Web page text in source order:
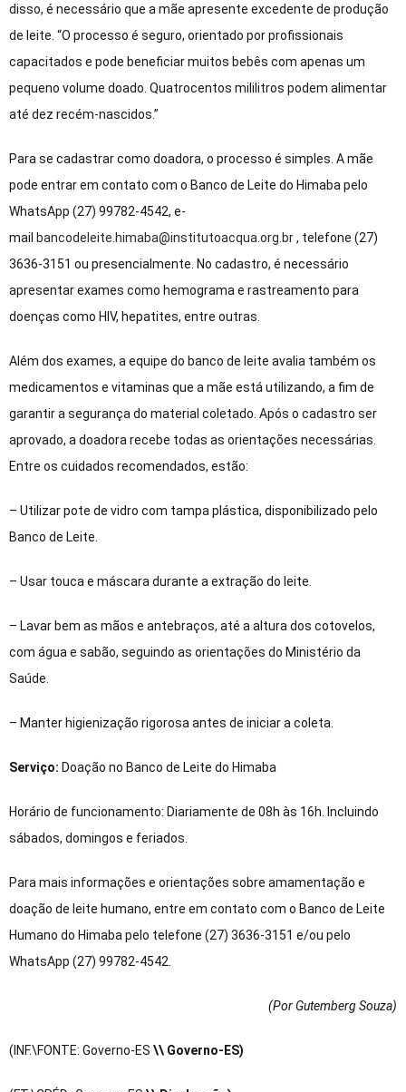
disso, é necessário que a mãe apresente excedente de produção
de leite. “O processo é seguro, orientado por profissionais
capacitados e pode beneficiar muitos bebês com apenas um
pequeno volume doado. Quatrocentos mililitros podem alimentar
até dez recém-nascidos.”
Para se cadastrar como doadora, o processo é simples. A mãe
pode entrar em contato com o Banco de Leite do Himaba pelo
WhatsApp (27) 99782-4542, e-
mail bancodeleite.himaba@institutoacqua.org.br, telefone (27)
3636-3151 ou presencialmente. No cadastro, é necessário
apresentar exames como hemograma e rastreamento para
doenças como HIV, hepatites, entre outras.
Além dos exames, a equipe do banco de leite avalia também os
medicamentos e vitaminas que a mãe está utilizando, a fim de
garantir a segurança do material coletado. Após o cadastro ser
aprovado, a doadora recebe todas as orientações necessárias.
Entre os cuidados recomendados, estão:
– Utilizar pote de vidro com tampa plástica, disponibilizado pelo
Banco de Leite.
– Usar touca e máscara durante a extração do leite.
– Lavar bem as mãos e antebraços, até a altura dos cotovelos,
com água e sabão, seguindo as orientações do Ministério da
Saúde.
– Manter higienização rigorosa antes de iniciar a coleta.
Serviço: Doação no Banco de Leite do Himaba
Horário de funcionamento: Diariamente de 08h às 16h. Incluindo
sábados, domingos e feriados.
Para mais informações e orientações sobre amamentação e
doação de leite humano, entre em contato com o Banco de Leite
Humano do Himaba pelo telefone (27) 3636-3151 e/ou pelo
WhatsApp (27) 99782-4542.
(Por Gutemberg Souza)
(INF.\FONTE: Governo-ES \\ Governo-ES)